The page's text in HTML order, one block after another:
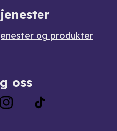
og produkter
oss